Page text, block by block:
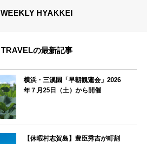
WEEKLY HYAKKEI
TRAVELの最新記事
横浜・三溪園「早朝観蓮会」2026
年７月25日（土）から開催
【休暇村志賀島】豊臣秀吉が町割